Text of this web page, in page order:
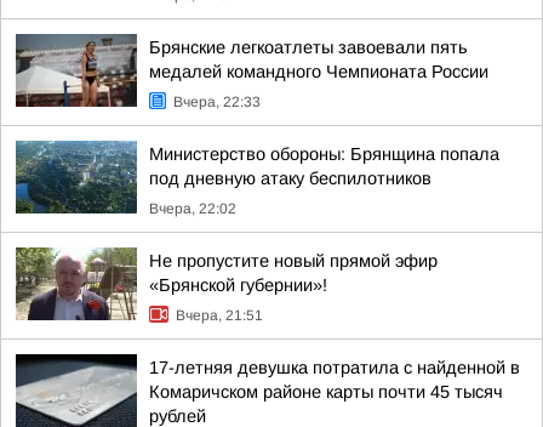
Брянские легкоатлеты завоевали пять
медалей командного Чемпионата России
Вчера, 22:33
Министерство обороны: Брянщина попала
под дневную атаку беспилотников
Вчера, 22:02
Не пропустите новый прямой эфир
«Брянской губернии»!
Вчера, 21:51
17-летняя девушка потратила с найденной в
Комаричском районе карты почти 45 тысяч
рублей